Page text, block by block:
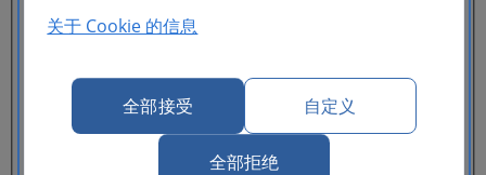
返回不同的地点
领取时间（小时）
领取时间（分钟）
托运时间（小时）
托运时间（分钟）
主要驾驶员年龄在 30 到 70 周岁之间
关于 Cookie 的信息
全部接受 自定义
全部拒绝